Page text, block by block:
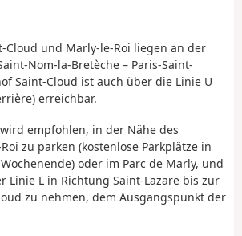
Cloud und Marly-le-Roi liegen an der
Nom-la-Bretèche – Paris-Saint-
Saint-Cloud ist auch über die Linie U
erreichbar.
empfohlen, in der Nähe des
zu parken (kostenlose Parkplätze in
oder im Parc de Marly, und
Linie L in Richtung Saint-Lazare bis zur
zu nehmen, dem Ausgangspunkt der